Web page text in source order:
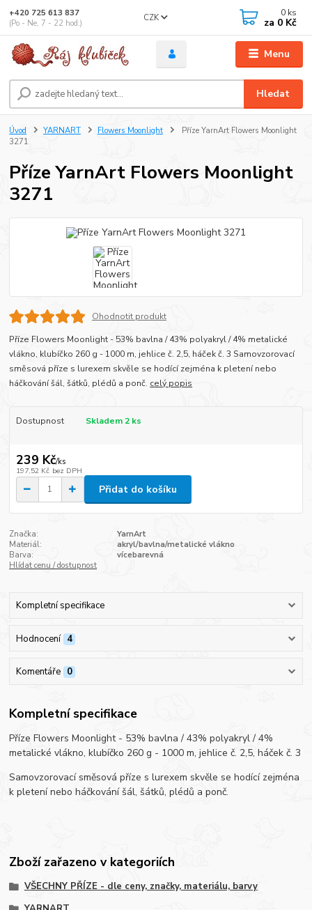
Menu
CZK
Hledat
+420 725 613 837
(Po - Ne, 7 - 22 hod.)
0 ks
za 0 Kč
Úvod YARNART Flowers Moonlight
Příze YarnArt Flowers Moonlight
3271
Příze YarnArt Flowers Moonlight
3271
Ohodnotit produkt
Příze Flowers Moonlight - 53% bavlna / 43% polyakryl / 4% metalické
vlákno, klubíčko 260 g - 1000 m, jehlice č. 2,5, háček č. 3 Samovzorovací
směsová příze s lurexem skvěle se hodící zejména k pletení nebo
háčkování šál, šátků, plédů a ponč. celý popis
Dostupnost Skladem 2 ks
239 Kč/ks
197,52 Kč bez DPH
Přidat do košíku
Značka:
YarnArt
Materiál:
akryl/bavlna/metalické vlákno
Barva:
vícebarevná
Hlídat cenu / dostupnost
Kompletní specifikace
Hodnocení 4
Komentáře 0
Kompletní specifikace
Příze Flowers Moonlight - 53% bavlna / 43% polyakryl / 4%
metalické vlákno, klubíčko 260 g - 1000 m, jehlice č. 2,5, háček č. 3
Samovzorovací směsová příze s lurexem skvěle se hodící zejména
k pletení nebo háčkování šál, šátků, plédů a ponč.
Zboží zařazeno v kategoriích
VŠECHNY PŘÍZE - dle ceny, značky, materiálu, barvy